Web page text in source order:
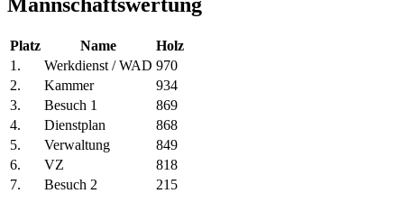
Platz Name
Holz
1.
Werkdienst / WAD 970
2.
Kammer
934
3.
Besuch 1
869
4.
Dienstplan
868
5.
Verwaltung
849
6.
VZ
818
7.
Besuch 2 215